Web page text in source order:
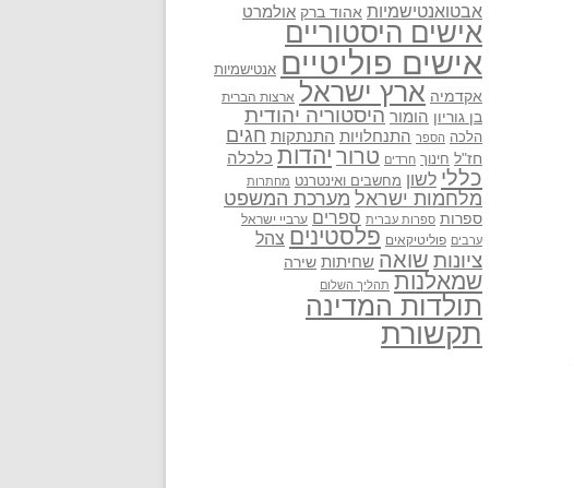
אבטואנטישמיות אהוד ברק אולמרט
אישים היסטוריים
אישים פוליטיים אנטישמיות
אקדמיה ארץ ישראל ארצות הברית
בן גוריון הומור היסטוריה יהודית
הלכה הספר התנחלויות התנתקות חגים
חז"ל חינוך חרדים טרור יהדות כלכלה
כללי לשון מחשבים ואינטרנט מחתרות
מלחמות ישראל מערכת המשפט
ספרות ספרות עברית ספרים ערביי ישראל
ערבים פוליטיקאים פלסטינים צהל
ציונות שואה שחיתות שירה
שמאלנות תהליך השלום
תולדות המדינה
תקשורת